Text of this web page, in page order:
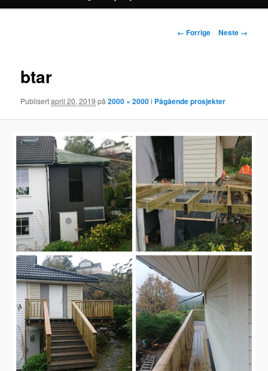
Bildenavigasjon
← Forrige Neste →
btar
Publisertapril 20, 2019 på2000 × 2000i Pågående prosjekter